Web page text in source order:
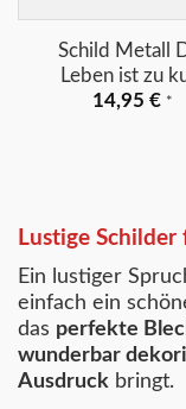
Schild Metall
Leben ist zu
14,95 € *
Lustige Schilder
Ein lustiger
einfach ein
das perfekte
wunderbar
Ausdruck bringt.